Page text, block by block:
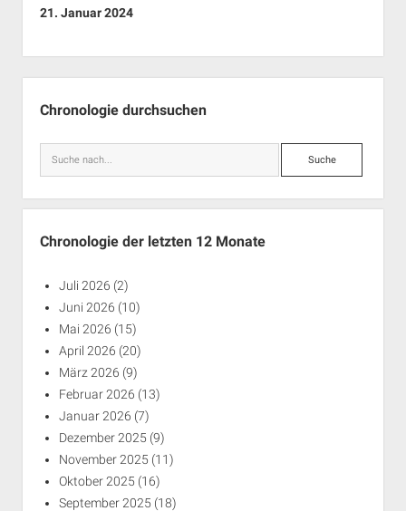
21. Januar 2024
Chronologie durchsuchen
Suche
Chronologie der letzten 12 Monate
Juli 2026 (2)
Juni 2026 (10)
Mai 2026 (15)
April 2026 (20)
März 2026 (9)
Februar 2026 (13)
Januar 2026 (7)
Dezember 2025 (9)
November 2025 (11)
Oktober 2025 (16)
September 2025 (18)